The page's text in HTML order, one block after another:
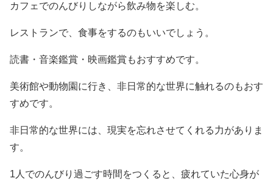
カフェでのんびりしながら飲み物を楽しむ。
レストランで、食事をするのもいいでしょう。
読書・音楽鑑賞・映画鑑賞もおすすめです。
美術館や動物園に行き、非日常的な世界に触れるのもおす
すめです。
非日常的な世界には、現実を忘れさせてくれる力がありま
す。
1人でのんびり過ごす時間をつくると、疲れていた心身が